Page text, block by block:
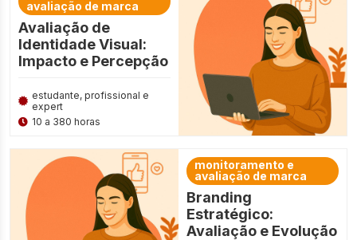
avaliação de marca
Avaliação de
Identidade Visual:
Impacto e Percepção
estudante, profissional e
expert
10 a 380 horas
monitoramento e
avaliação de marca
Branding
Estratégico:
Avaliação e Evolução